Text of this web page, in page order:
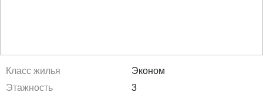
Класс жилья
Эконом
Этажность
3